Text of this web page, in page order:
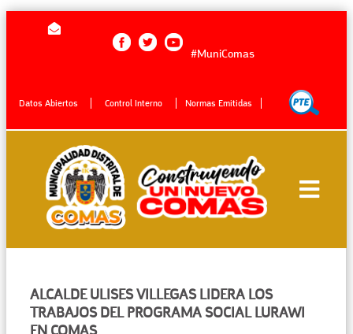
#MuniComas
Datos Abiertos Control Interno Normas Emitidas
ALCALDE ULISES VILLEGAS LIDERA LOS
TRABAJOS DEL PROGRAMA SOCIAL LURAWI